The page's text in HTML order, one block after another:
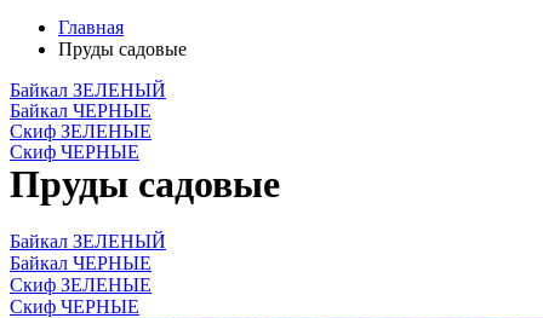
Главная
Пруды садовые
Байкал ЗЕЛЕНЫЙ
Байкал ЧЕРНЫЕ
Скиф ЗЕЛЕНЫЕ
Скиф ЧЕРНЫЕ
Пруды садовые
Байкал ЗЕЛЕНЫЙ
Байкал ЧЕРНЫЕ
Скиф ЗЕЛЕНЫЕ
Скиф ЧЕРНЫЕ